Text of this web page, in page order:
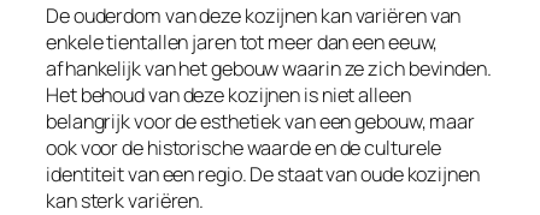
De ouderdom van deze kozijnen kan variëren van
enkele tientallen jaren tot meer dan een eeuw,
afhankelijk van het gebouw waarin ze zich bevinden.
Het behoud van deze kozijnen is niet alleen
belangrijk voor de esthetiek van een gebouw, maar
ook voor de historische waarde en de culturele
identiteit van een regio. De staat van oude kozijnen
kan sterk variëren.